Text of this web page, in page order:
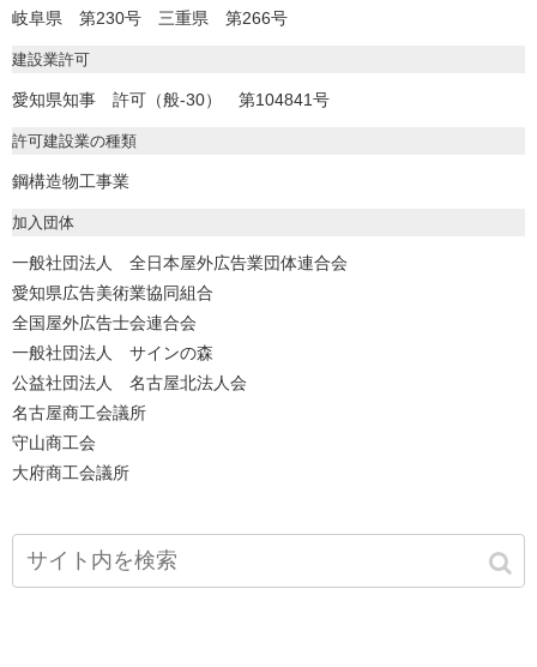
岐阜県 第230号 三重県 第266号
建設業許可
愛知県知事 許可（般-30） 第104841号
許可建設業の種類
鋼構造物工事業
加入団体
一般社団法人 全日本屋外広告業団体連合会
愛知県広告美術業協同組合
全国屋外広告士会連合会
一般社団法人 サインの森
公益社団法人 名古屋北法人会
名古屋商工会議所
守山商工会
大府商工会議所